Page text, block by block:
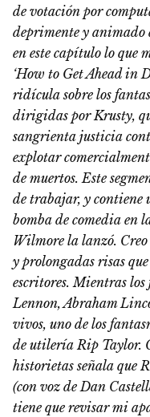
de votación por
deprimente y animado
en este capítulo lo que
‘How to Get Ahead in
ridícula sobre los
dirigidas por Krusty,
sangrienta justicia
explotar
de muertos. Este
de trabajar, y contiene
bomba de comedia en
Wilmore la lanzó. Creo
y prolongadas risas
escritores. Mientras los
Lennon, Abraham
vivos, uno de los
de utilería Rip Taylor.
historietas señala que
(con voz de Dan
tiene que revisar mi